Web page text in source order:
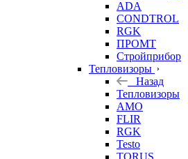
ADA
CONDTROL
RGK
ПРОМТ
Стройприбор
Тепловизоры
Назад
Тепловизоры
AMO
FLIR
RGK
Testo
TORUS